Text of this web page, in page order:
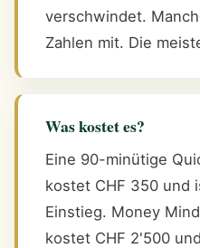
verschwindet.
Zahlen mit. Die
Was kostet es?
Eine 90-minütige
kostet CHF 350 und
Einstieg. Money
kostet CHF 2'500